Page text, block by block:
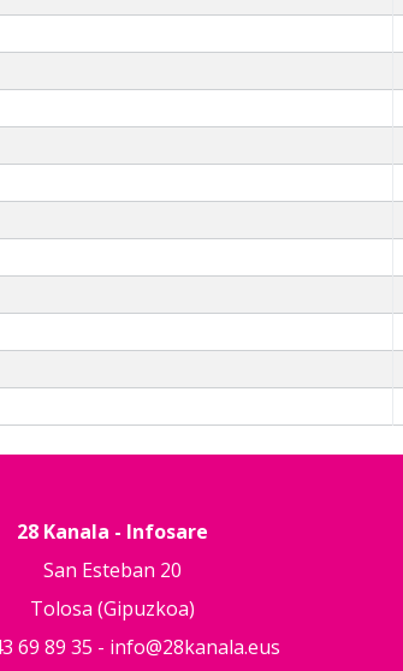
28 Kanala - Infosare
San Esteban 20
Tolosa (Gipuzkoa)
69 89 35 - info@28kanala.eus